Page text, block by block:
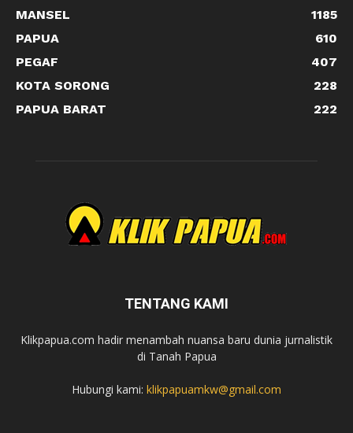
MANSEL
1185
PAPUA
610
PEGAF
407
KOTA SORONG
228
PAPUA BARAT
222
TENTANG KAMI
Klikpapua.com hadir menambah nuansa baru dunia jurnalistik
di Tanah Papua
Hubungi kami: klikpapuamkw@gmail.com